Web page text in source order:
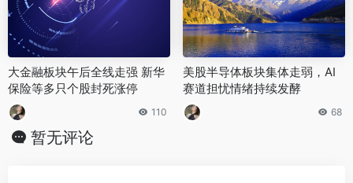
大金融板块午后全线走强 新华
保险等多只个股封死涨停
110
美股半导体板块集体走弱，AI
赛道担忧情绪持续发酵
68
暂无评论